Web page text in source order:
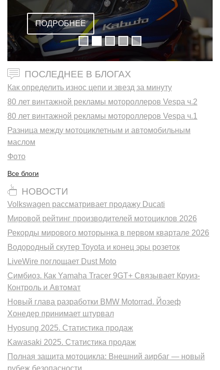
ОМОЛОГАЦИЕЙ FIM
ПОДРОБНЕЕ
ПОСЛЕДНЕЕ В БЛОГАХ
Как определить износ цепи и звезд за минуту
80 лет винтажной рекламы мотороллеров Vespa ч.2
80 лет винтажной рекламы мотороллеров Vespa ч.1
Разница между мотоциклетным и автомобильным
маслом
Фото
Все блоги
НОВОСТИ
Volkswagen рассматривает продажу Ducati
Мировой рейтинг производителей мотоциклов 2026
Рекорды мирового моторынка в первом квартале 2026
Водородный скутер Toyota и конец эры розеток
LiveWire поглощает Dust Moto
Симбиоз. Как Yamaha Tracer 9GT+ Связывает Круиз-
Контроль и Автомат
Новый глава разработки BMW Motorrad. Йозеф
Хонедер принимает штурвал
Hyosung 2025. Статистика продаж
Kawasaki 2025. Статистика продаж
Полная защита мотоцикла: Внешний аирбаг — новый
рубеж безопасности